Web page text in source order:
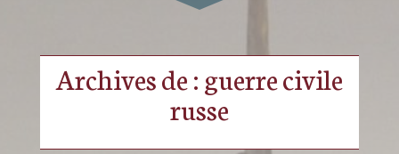
Archives de : guerre civile
russe